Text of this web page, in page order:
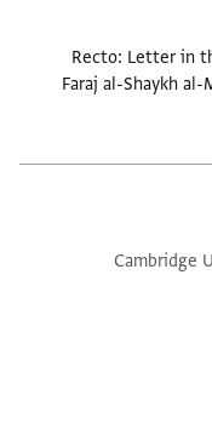
Recto: Letter in
Faraj al-Shaykh
Cambridge